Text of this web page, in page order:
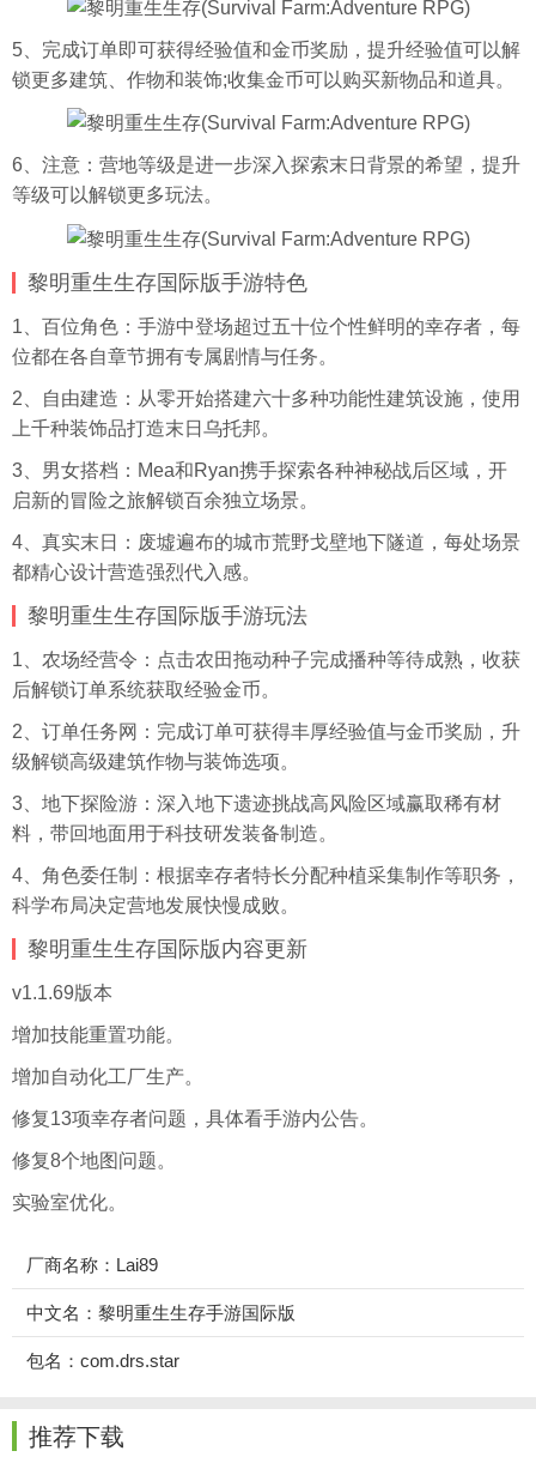
5、完成订单即可获得经验值和金币奖励，提升经验值可以解
锁更多建筑、作物和装饰;收集金币可以购买新物品和道具。
6、注意：营地等级是进一步深入探索末日背景的希望，提升
等级可以解锁更多玩法。
黎明重生生存国际版手游特色
1、百位角色：手游中登场超过五十位个性鲜明的幸存者，每
位都在各自章节拥有专属剧情与任务。
2、自由建造：从零开始搭建六十多种功能性建筑设施，使用
上千种装饰品打造末日乌托邦。
3、男女搭档：Mea和Ryan携手探索各种神秘战后区域，开
启新的冒险之旅解锁百余独立场景。
4、真实末日：废墟遍布的城市荒野戈壁地下隧道，每处场景
都精心设计营造强烈代入感。
黎明重生生存国际版手游玩法
1、农场经营令：点击农田拖动种子完成播种等待成熟，收获
后解锁订单系统获取经验金币。
2、订单任务网：完成订单可获得丰厚经验值与金币奖励，升
级解锁高级建筑作物与装饰选项。
3、地下探险游：深入地下遗迹挑战高风险区域赢取稀有材
料，带回地面用于科技研发装备制造。
4、角色委任制：根据幸存者特长分配种植采集制作等职务，
科学布局决定营地发展快慢成败。
黎明重生生存国际版内容更新
v1.1.69版本
增加技能重置功能。
增加自动化工厂生产。
修复13项幸存者问题，具体看手游内公告。
修复8个地图问题。
实验室优化。
厂商名称：Lai89
中文名：黎明重生生存手游国际版
包名：com.drs.star
推荐下载